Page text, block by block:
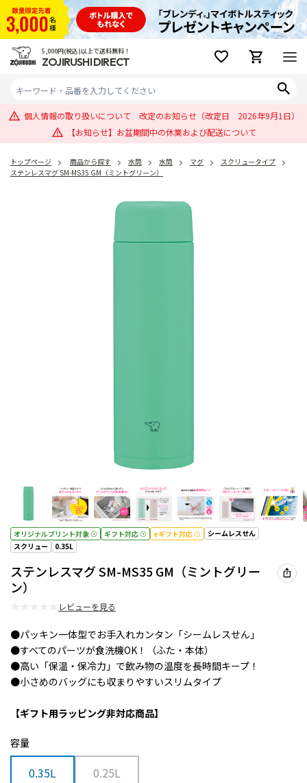
5,000円(税込)以上で送料無料！
ZOJIRUSHI DIRECT
個人情報の取り扱いについて 改定のお知らせ（改定日 2026年9月1日）
【お知らせ】お盆期間中の休業および配送について
トップページ 商品から探す 水筒 水筒 マグ
スクリュータイプ
ステンレスマグ SM-MS35 GM（ミントグリーン）
オリジナルプリント対象 ギフト対応 eギフト対応
シームレスせん
スクリュー
0.35L
ステンレスマグ SM-MS35 GM（ミントグリー
ン）
レビューを見る
●パッキン一体型でお手入れカンタン「シームレスせん」
●すべてのパーツが食洗機OK！（ふた・本体）
●高い「保温・保冷力」で飲み物の温度を長時間キープ！
●小さめのバッグにも収まりやすいスリムタイプ
【ギフト用ラッピング非対応商品】
容量
0.35L 0.25L